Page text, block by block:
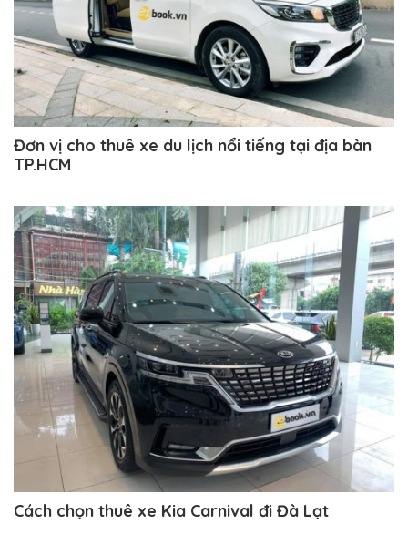
Đơn vị cho thuê xe du lịch nổi tiếng tại địa bàn
TP.HCM
Cách chọn thuê xe Kia Carnival đi Đà Lạt